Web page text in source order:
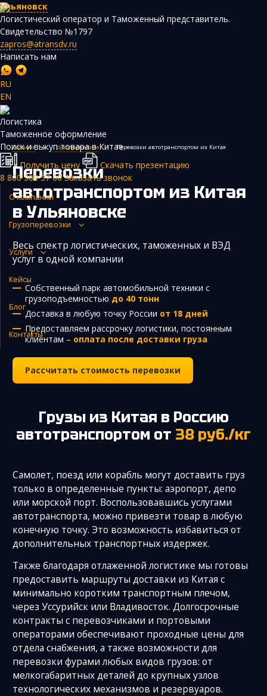
Ульяновск
Логистический оператор и Таможенный представитель.
Свидетельство №1797
zapros@atransdv.ru
Написать нам
RU
EN
Логистика
Таможенное оформление
Поиск и выкуп товара в Китае
Получить цену
Скачать презентацию
8 800 300 37 00 Заказать звонок
О компании
Грузоперевозки
Услуги
Кейсы
Блог
Контакты
Авиаперевозки из Китая
Железнодорожные перевозки из Китая
Контейнерные перевозки из Китая
Морские грузоперевозки из Китая
Негабаритные и многотоннажные грузы из Китая
Сборные грузы из Китая
Закупка и поставка товаров из Китая
Поиск поставщика в Китае
Таможенное оформление
Главная › Грузоперевозки › Перевозки автотранспортом из Китая
Перевозки
автотранспортом из Китая
в Ульяновске
Весь спектр логистических, таможенных и ВЭД
услуг в одной компании
Собственный парк автомобильной техники с
грузоподъемностью до 40 тонн
Доставка в любую точку России от 18 дней
Предоставляем рассрочку логистики, постоянным
клиентам – оплата после доставки груза
Рассчитать стоимость перевозки
Грузы из Китая в Россию
автотранспортом от 38 руб./кг
Самолет, поезд или корабль могут доставить груз
только в определенные пункты: аэропорт, депо
или морской порт. Воспользовавшись услугами
автотранспорта, можно привезти товар в любую
конечную точку. Это возможность избавиться от
дополнительных транспортных издержек.
Также благодаря отлаженной логистике мы готовы
предоставить маршруты доставки из Китая с
минимально коротким транспортным плечом,
через Уссурийск или Владивосток. Долгосрочные
контракты с перевозчиками и портовыми
операторами обеспечивают проходные цены для
отдела снабжения, а также возможности для
перевозки фурами любых видов грузов: от
мелкогабаритных деталей до крупных узлов
технологических механизмов и резервуаров.